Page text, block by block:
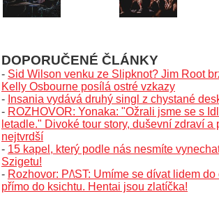
DOPORUČENÉ ČLÁNKY
- Sid Wilson venku ze Slipknot? Jim Root
Kelly Osbourne posílá ostré vzkazy
- Insania vydává druhý singl z chystané
- ROZHOVOR: Yonaka: "Ožrali jsme se s
letadle." Divoké tour story, duševní zdraví a
nejtvrdší
- 15 kapel, který podle nás nesmíte
Szigetu!
- Rozhovor: P/\ST: Umíme se dívat lidem
přímo do ksichtu. Hentai jsou zlatíčka!